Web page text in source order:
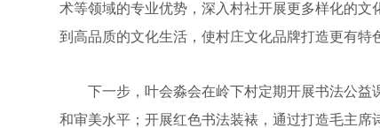
术等领域的专业优势，深入村社开展更多样化的
到高品质的文化生活，使村庄文化品牌打造更有特
下一步，叶会淼会在岭下村定期开展书法公益
和审美水平；开展红色书法装裱，通过打造毛主